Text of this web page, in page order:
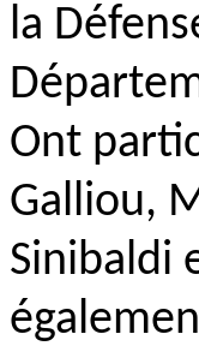
la
Ont
Galliou,
Sinibaldi